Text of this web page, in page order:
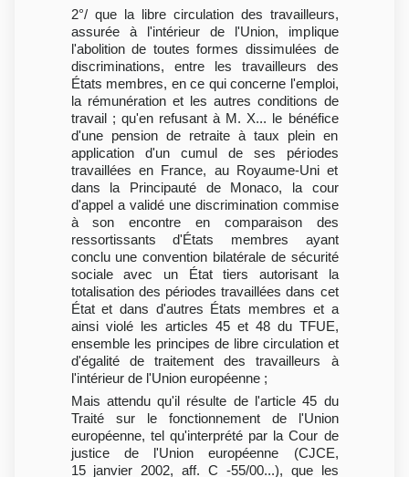
2°/ que la libre circulation des travailleurs,
assurée à l'intérieur de l'Union, implique
l'abolition de toutes formes dissimulées de
discriminations, entre les travailleurs des
États membres, en ce qui concerne l'emploi,
la rémunération et les autres conditions de
travail ; qu'en refusant à M. X... le bénéfice
d'une pension de retraite à taux plein en
application d'un cumul de ses périodes
travaillées en France, au Royaume-Uni et
dans la Principauté de Monaco, la cour
d'appel a validé une discrimination commise
à son encontre en comparaison des
ressortissants d'États membres ayant
conclu une convention bilatérale de sécurité
sociale avec un État tiers autorisant la
totalisation des périodes travaillées dans cet
État et dans d'autres États membres et a
ainsi violé les articles 45 et 48 du TFUE,
ensemble les principes de libre circulation et
d'égalité de traitement des travailleurs à
l'intérieur de l'Union européenne ;
Mais attendu qu'il résulte de l'article 45 du
Traité sur le fonctionnement de l'Union
européenne, tel qu'interprété par la Cour de
justice de l'Union européenne (CJCE,
15 janvier 2002, aff. C -55/00...), que les